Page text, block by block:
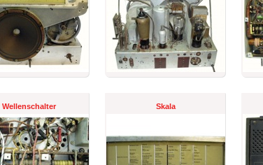
Wellenschalter Skala